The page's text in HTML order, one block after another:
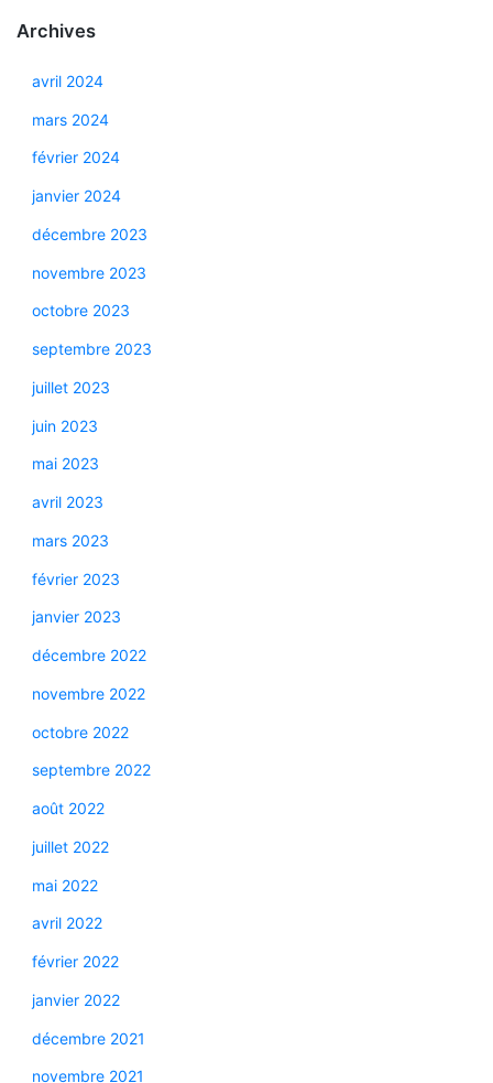
Archives
avril 2024
mars 2024
février 2024
janvier 2024
décembre 2023
novembre 2023
octobre 2023
septembre 2023
juillet 2023
juin 2023
mai 2023
avril 2023
mars 2023
février 2023
janvier 2023
décembre 2022
novembre 2022
octobre 2022
septembre 2022
août 2022
juillet 2022
mai 2022
avril 2022
février 2022
janvier 2022
décembre 2021
novembre 2021